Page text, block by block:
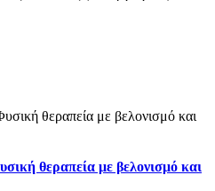
θεραπεία με βελονισμό και